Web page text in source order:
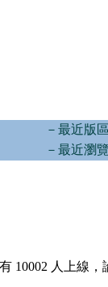
－最近版
－最近瀏
10002 人上線